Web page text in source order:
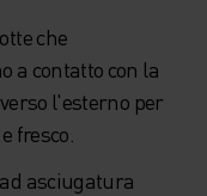
che
a contatto con la
l'esterno per
fresco.
asciugatura